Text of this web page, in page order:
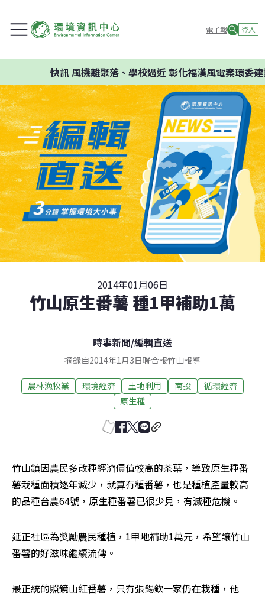
電子報 登入
快訊風機離聚落、學校過近 彰化福漢風電案環委建
2014年01月06日
竹山原生番薯 種1甲補助1萬
時事新聞/編輯直送
摘錄自2014年1月3日聯合報竹山報導
農林漁牧業 環境經濟 土地利用 南投
循環經濟
原生種
竹山鎮因農民多改種經濟價值較高的茶葉，導致原生種番
薯栽種面積逐年減少，就算有種番薯，也是種植產量較高
的品種台農64號，原生種番薯已很少見，有滅種危機。
延正社區為獎勵農民種植，1甲地補助1萬元，希望讓竹山
番薯的好滋味繼續流傳。
最正統的照鏡山紅番薯，只有張錫欽一家仍在栽種，他